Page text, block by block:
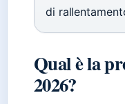
di
Qual è la
2026?